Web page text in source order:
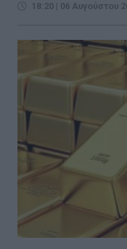
18:20 | 06 Αυγούστου